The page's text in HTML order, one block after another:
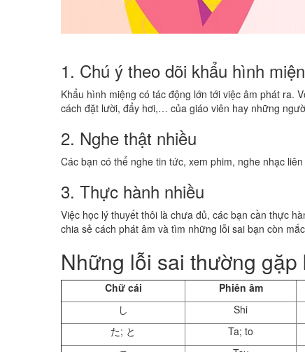
1. Chú ý theo dõi khẩu hình
Khẩu hình miệng có tác động lớn tới việc âm phát ra.
cách đặt lười, đẩy hơi,… của giáo viên hay những
2. Nghe thật nhiều
Các bạn có thể nghe tin tức, xem phim, nghe nhạc
3. Thực hành nhiều
Việc học lý thuyết thôi là chưa đủ, các bạn cần thực
chia sẻ cách phát âm và tìm những lỗi sai bạn còn
Những lỗi sai thường
Chữ cái Phiên âm
し
Shi
た; と
Ta; to